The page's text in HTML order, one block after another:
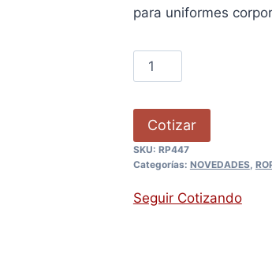
para uniformes
Cotizar
SKU: RP447
Categorías: NOVEDADES,
Seguir Cotizando